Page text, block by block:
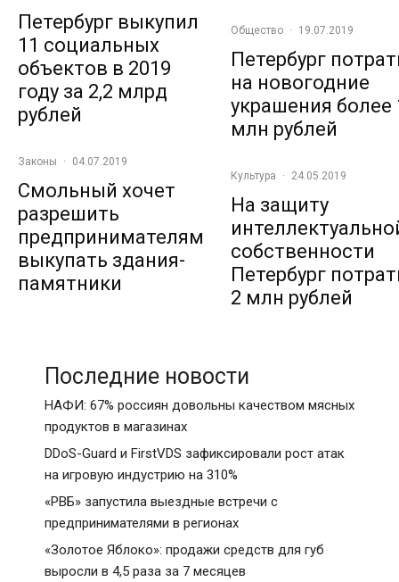
Петербург выкупил
11 социальных
объектов в 2019
году за 2,2 млрд
рублей
Законы · 04.07.2019
Смольный хочет
разрешить
предпринимателям
выкупать здания-
памятники
Общество · 19.07.2019
Петербург
на новогодние
украшения более
млн рублей
Культура · 24.05.2019
На защиту
собственности
Петербург
2 млн рублей
Последние новости
НАФИ: 67% россиян довольны качеством мясных
продуктов в магазинах
DDoS-Guard и FirstVDS зафиксировали рост атак
на игровую индустрию на 310%
«РВБ» запустила выездные встречи с
предпринимателями в регионах
«Золотое Яблоко»: продажи средств для губ
выросли в 4,5 раза за 7 месяцев